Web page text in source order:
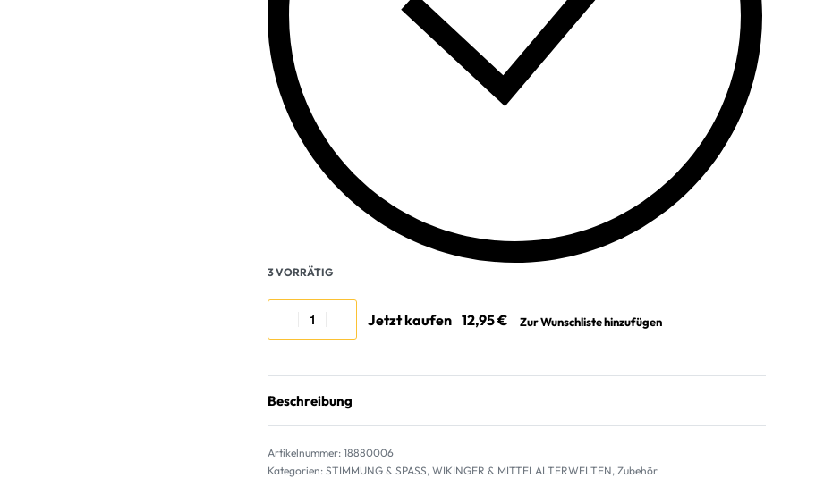
3 VORRÄTIG
Jetzt kaufen Zur Wunschliste hinzufügen
Beschreibung
18880006
Kategorien: STIMMUNG & SPASS, WIKINGER & MITTELALTERWELTEN, Zubehör